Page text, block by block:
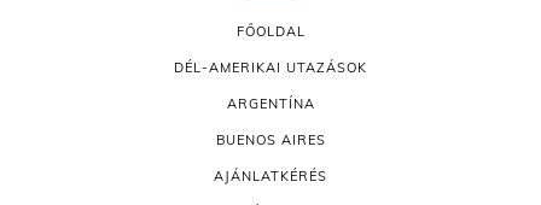
FŐOLDAL
DÉL-AMERIKAI UTAZÁSOK
ARGENTÍNA
BUENOS AIRES
AJÁNLATKÉRÉS